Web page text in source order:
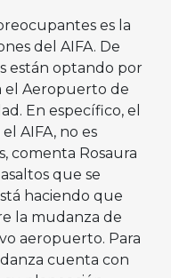
es la
del AIFA. De
están optando por
el Aeropuerto de
En específico, el
AIFA, no es
comenta Rosaura
que se
haciendo que
la mudanza de
aeropuerto. Para
cuenta con